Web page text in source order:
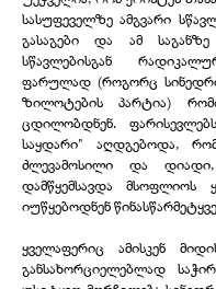
სასუფეველზე ამგვარი
გასაგები და ამ
სწავლებისგან
ფარულად (როგორც
ზილოტების პარტია)
ცდილობდნენ.
საყდარი" აღდგებოდა,
ძლევამოსილი და
დამწყემსავდა
იუწყებოდნენ
ყველაფერიც ამისკენ
განსახორციელებლად